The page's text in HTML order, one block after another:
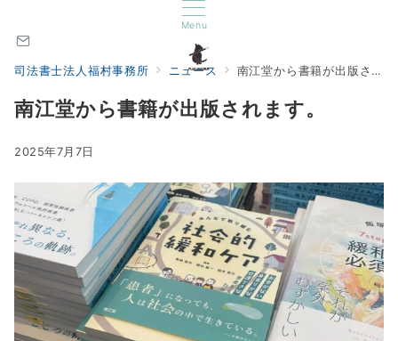
Menu
司法書士法人福村事務所 ニュース 南江堂から書籍が出版されます。
南江堂から書籍が出版されます。
2025年7月7日